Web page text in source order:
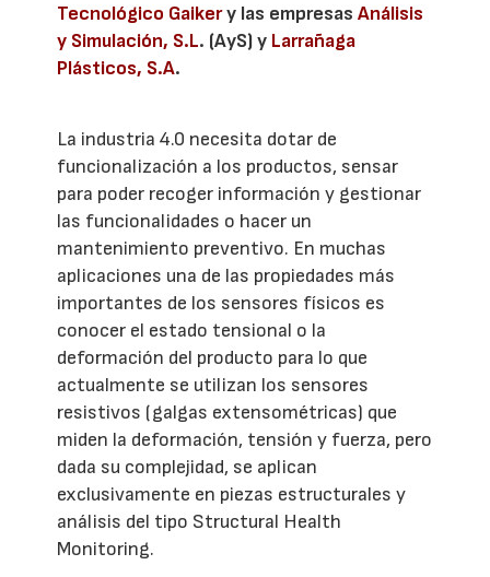
Tecnológico Gaikery las empresasAnálisis
y Simulación, S.L. (AyS) y Larrañaga
Plásticos, S.A.
La industria 4.0 necesita dotar de
funcionalización a los productos, sensar
para poder recoger información y gestionar
las funcionalidades o hacer un
mantenimiento preventivo. En muchas
aplicaciones una de las propiedades más
importantes de los sensores físicos es
conocer el estado tensional o la
deformación del producto para lo que
actualmente se utilizan los sensores
resistivos (galgas extensométricas) que
miden la deformación, tensión y fuerza, pero
dada su complejidad, se aplican
exclusivamente en piezas estructurales y
análisis del tipo Structural Health
Monitoring.